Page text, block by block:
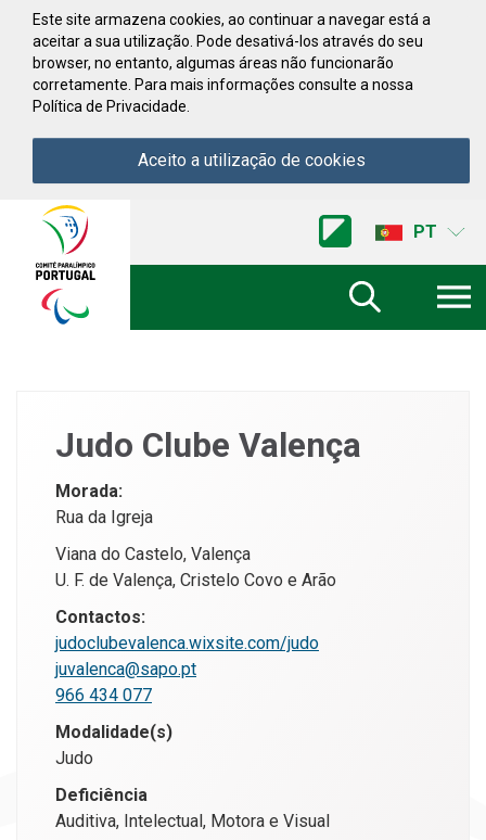
Saltar para conteúdo
Este site armazena cookies, ao continuar a navegar está a
aceitar a sua utilização. Pode desativá-los através do seu
browser, no entanto, algumas áreas não funcionarão
corretamente. Para mais informações consulte a nossa
Política de Privacidade.
Aceito a utilização de cookies
Comite
Paralimpico
Portugal
PT
Judo Clube Valença
Morada:
Rua da Igreja
Viana do Castelo, Valença
U. F. de Valença, Cristelo Covo e Arão
Contactos:
judoclubevalenca.wixsite.com/judo
juvalenca@sapo.pt
966 434 077
Modalidade(s)
Judo
Deficiência
Auditiva, Intelectual, Motora e Visual